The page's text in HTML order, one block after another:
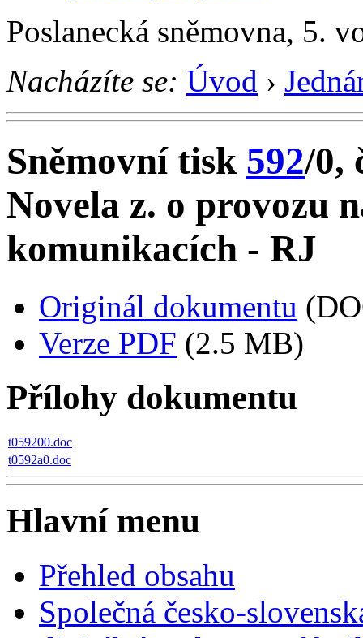
Poslanecká sněmovna, 5.
Nacházíte se: Úvod ›
Sněmovní tisk 592/0,
Novela z. o provozu
komunikacích - RJ
Originál dokumentu
Verze PDF (2.5 MB)
Přílohy dokumentu
t059200.doc
t0592a0.doc
Hlavní menu
Přehled obsahu
Společná česko-